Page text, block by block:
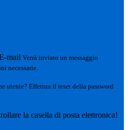
mail Verrà inviato un messaggio
necessarie.
utente? Effettua il reset della password
la casella di posta elettronica!